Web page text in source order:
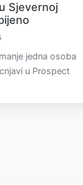
Sjevernoj
jedna osoba
u Prospect